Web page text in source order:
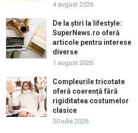
4 august 2026
De la știri la lifestyle:
SuperNews.ro oferă
articole pentru interese
diverse
1 august 2026
Compleurile tricotate
oferă coerență fără
rigiditatea costumelor
clasice
30 iulie 2026